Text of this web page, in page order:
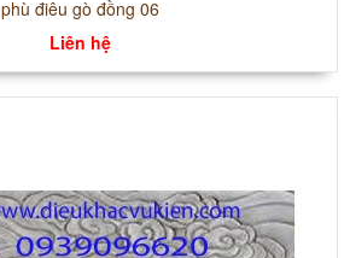
phù điêu gò đồng 06
Liên hệ